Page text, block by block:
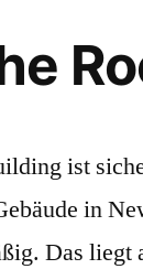
ist
in
Das liegt